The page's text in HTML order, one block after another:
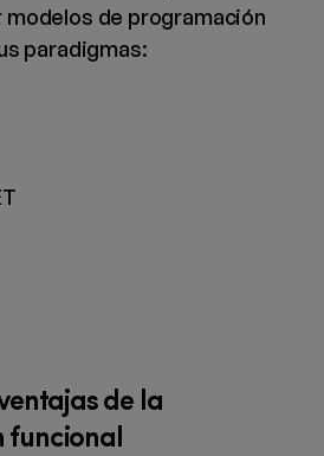
de programación
paradigmas:
de la
funcional